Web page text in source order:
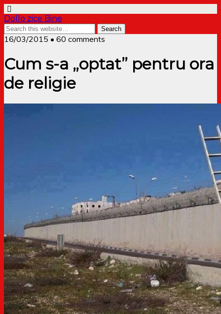
Dollo zice Bine
16/03/2015 • 60 comments
Cum s-a „optat” pentru ora
de religie